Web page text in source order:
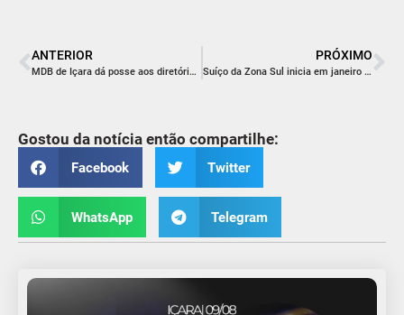
ANTERIOR
MDB de Içara dá posse aos diretórios com a presença de líderes estaduais
PRÓXIMO
Suíço da Zona Sul inicia em janeiro com transmissão ao vivo do Portal Içara News
Gostou da notícia então compartilhe:
Facebook Twitter
WhatsApp Telegram